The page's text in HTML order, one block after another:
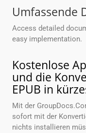
Umfassende
Access detailed
easy implementation.
Kostenlose
und die
EPUB in
Mit der
sofort mit der
nichts installieren